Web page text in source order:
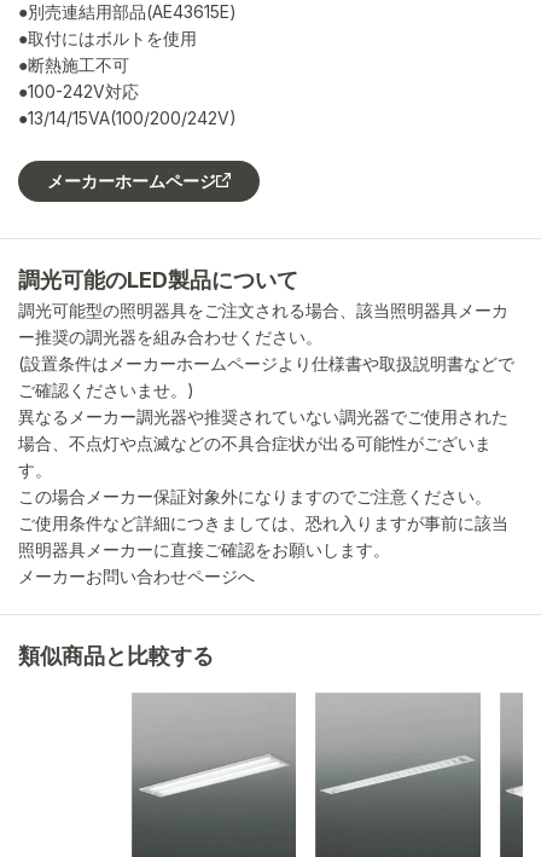
●別売連結用部品(AE43615E)
●取付にはボルトを使用
●断熱施工不可
●100-242V対応
●13/14/15VA(100/200/242V)
メーカーホームページ
調光可能のLED製品について
調光可能型の照明器具をご注文される場合、該当照明器具メーカ
ー推奨の調光器を組み合わせください。
(設置条件はメーカーホームページより仕様書や取扱説明書などで
ご確認くださいませ。)
異なるメーカー調光器や推奨されていない調光器でご使用された
場合、不点灯や点滅などの不具合症状が出る可能性がございま
す。
この場合メーカー保証対象外になりますのでご注意ください。
ご使用条件など詳細につきましては、恐れ入りますが事前に該当
照明器具メーカーに直接ご確認をお願いします。
メーカーお問い合わせページへ
類似商品と比較する